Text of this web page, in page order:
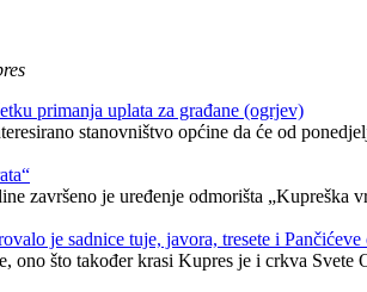
primanja uplata za građane (ogrjev)
stanovništvo općine da će od
završeno je uređenje odmorišta „Kupreška
je sadnice tuje, javora, tresete i
ono što također krasi Kupres je i crkva